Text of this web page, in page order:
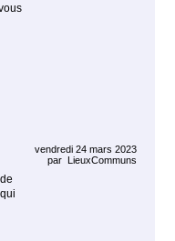
vendredi 24 mars 2023
par LieuxCommuns